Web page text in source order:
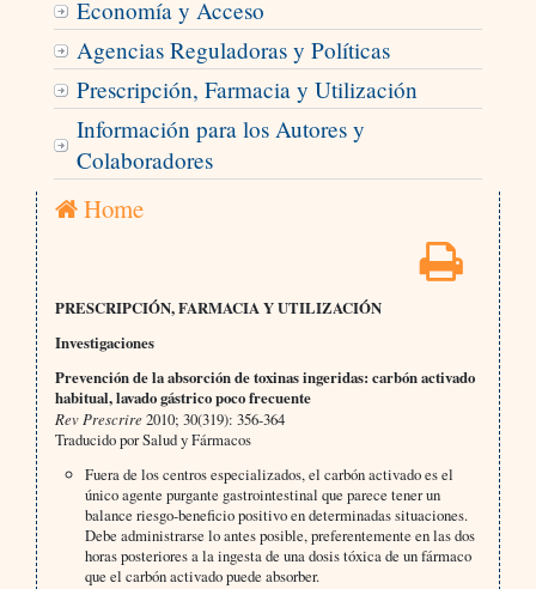
Economía y Acceso
Agencias Reguladoras y Políticas
Prescripción, Farmacia y Utilización
Información para los Autores y
Colaboradores
Home
PRESCRIPCIÓN, FARMACIA Y UTILIZACIÓN
Investigaciones
Prevención de la absorción de toxinas ingeridas: carbón activado
habitual, lavado gástrico poco frecuente
Rev Prescrire2010; 30(319): 356-364
Traducido por Salud y Fármacos
Fuera de los centros especializados, el carbón activado es el
único agente purgante gastrointestinal que parece tener un
balance riesgo-beneficio positivo en determinadas situaciones.
Debe administrarse lo antes posible, preferentemente en las dos
horas posteriores a la ingesta de una dosis tóxica de un fármaco
que el carbón activado puede absorber.